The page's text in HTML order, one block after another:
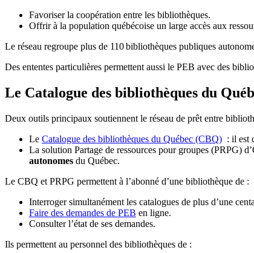
Favoriser la coopération entre les bibliothèques.
Offrir à la population québécoise un large accès aux
Le réseau regroupe plus de 110bibliothèques publiques
Des ententes particulières permettent aussi le PEB avec des
Le Catalogue des bibliothèques du
Deux outils principaux soutiennent le réseau de prêt entre
Le Catalogue des bibliothèques du Québec (CBQ) : il est
La solution Partage de ressources pour groupes (PRPG)
autonomes du Québec.
Le CBQ et PRPG permettent à l’abonné d’une bibliothèque de :
Interroger simultanément les catalogues de plus d’une
Faire des demandes de PEB en ligne.
Consulter l’état de ses demandes.
Ils permettent au personnel des bibliothèques de :